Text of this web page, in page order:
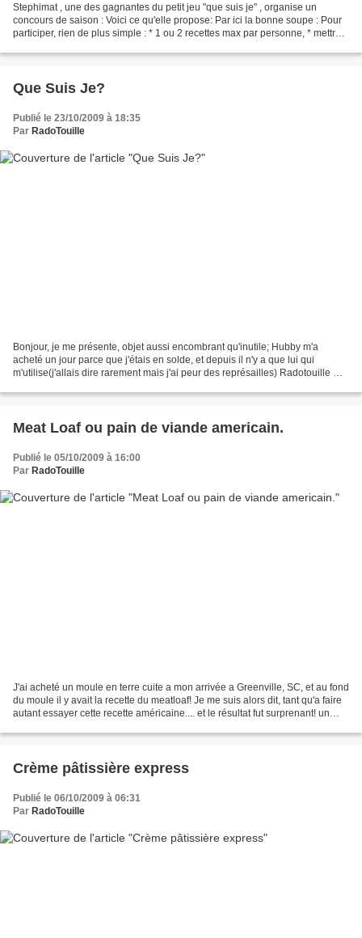
Stephimat , une des gagnantes du petit jeu "que suis je" , organise un
concours de saison : Voici ce qu'elle propose: Par ici la bonne soupe : Pour
participer, rien de plus simple : * 1 ou 2 recettes max par personne, * mettre
Que Suis Je?
Publié le 23/10/2009 à 18:35
Par RadoTouille
Bonjour, je me présente, objet aussi encombrant qu'inutile; Hubby m'a
acheté un jour parce que j'étais en solde, et depuis il n'y a que lui qui
m'utilise(j'allais dire rarement mais j'ai peur des représailles) Radotouille me
Meat Loaf ou pain de viande americain.
Publié le 05/10/2009 à 16:00
Par RadoTouille
J'ai acheté un moule en terre cuite a mon arrivée a Greenville, SC, et au fond
du moule il y avait la recette du meatloaf! Je me suis alors dit, tant qu'a faire
autant essayer cette recette américaine.... et le résultat fut surprenant! un
Crème pâtissière express
Publié le 06/10/2009 à 06:31
Par RadoTouille